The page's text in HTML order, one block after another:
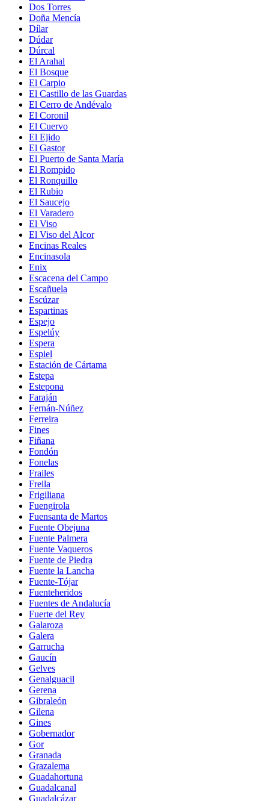
Dos Torres
Doña Mencía
Dílar
Dúdar
Dúrcal
El Arahal
El Bosque
El Carpio
El Castillo de las Guardas
El Cerro de Andévalo
El Coronil
El Cuervo
El Ejido
El Gastor
El Puerto de Santa María
El Rompido
El Ronquillo
El Rubio
El Saucejo
El Varadero
El Viso
El Viso del Alcor
Encinas Reales
Encinasola
Enix
Escacena del Campo
Escañuela
Escúzar
Espartinas
Espejo
Espelúy
Espera
Espiel
Estación de Cártama
Estepa
Estepona
Faraján
Fernán-Núñez
Ferreira
Fines
Fiñana
Fondón
Fonelas
Frailes
Freila
Frigiliana
Fuengirola
Fuensanta de Martos
Fuente Obejuna
Fuente Palmera
Fuente Vaqueros
Fuente de Piedra
Fuente la Lancha
Fuente-Tójar
Fuenteheridos
Fuentes de Andalucía
Fuerte del Rey
Galaroza
Galera
Garrucha
Gaucín
Gelves
Genalguacil
Gerena
Gibraleón
Gilena
Gines
Gobernador
Gor
Granada
Grazalema
Guadahortuna
Guadalcanal
Guadalcázar